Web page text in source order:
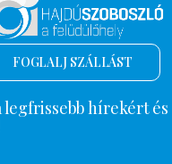
FOGLALJ SZÁLLÁST
legfrissebb hírekért és